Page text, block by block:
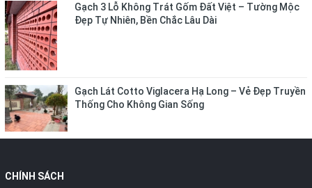
Gạch 3 Lỗ Không Trát Gốm Đất Việt – Tường Mộc
Đẹp Tự Nhiên, Bền Chắc Lâu Dài
Gạch Lát Cotto Viglacera Hạ Long – Vẻ Đẹp Truyền
Thống Cho Không Gian Sống
CHÍNH SÁCH